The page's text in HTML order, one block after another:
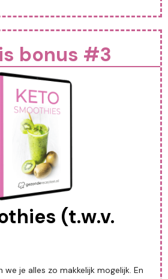
bonus #3
(t.w.v.
we je alles zo makkelijk mogelijk. En